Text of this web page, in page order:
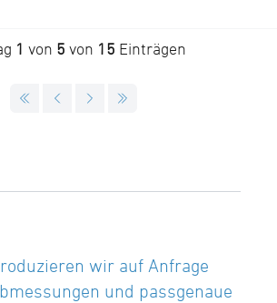
1 von 5 von 15 Einträgen
wir auf Anfrage
und passgenaue